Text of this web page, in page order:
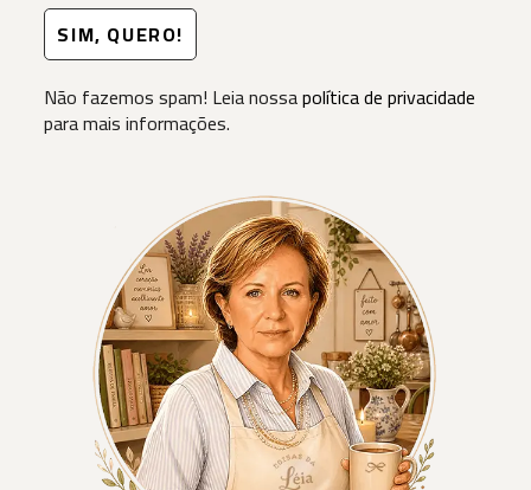
Não fazemos spam! Leia nossapolítica de privacidade
para mais informações.